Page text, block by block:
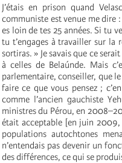
J’étais en prison quand
communiste est venue me dire
es loin de tes 25 années. Si tu
tu t’engages à travailler sur la
sortiras. » Je savais que ce
à celles de Belaúnde. Mais
parlementaire, conseiller, que
faire ce que vous pensez ;
comme l’ancien gauchiste
ministres du Pérou, en
était acceptable [en juin
populations autochtones
n’entendais pas devenir un
des différences, ce qui se